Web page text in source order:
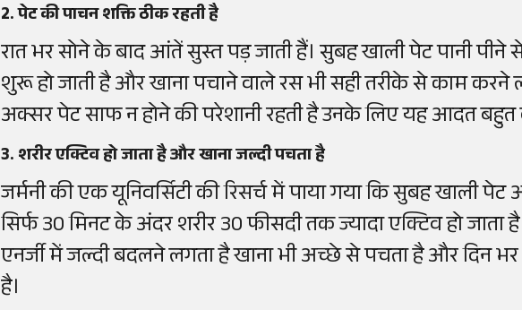
2. पेट की पाचन शक्ति ठीक रहती है
रात भर सोने के बाद आंतें सुस्त पड़ जाती हैं। सुबह खाली पेट पानी
शुरू हो जाती है और खाना पचाने वाले रस भी सही तरीके से काम करने
अक्सर पेट साफ न होने की परेशानी रहती है उनके लिए यह आदत बहुत
3. शरीर एक्टिव हो जाता है और खाना जल्दी पचता है
जर्मनी की एक यूनिवर्सिटी की रिसर्च में पाया गया कि सुबह खाली
सिर्फ 30 मिनट के अंदर शरीर 30 फीसदी तक ज्यादा एक्टिव हो जाता
एनर्जी में जल्दी बदलने लगता है खाना भी अच्छे से पचता है और दिन
है।